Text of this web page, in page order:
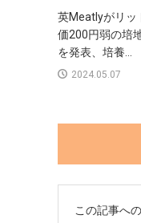
英Meatlyがリッ
価200円弱の培
を発表、培養...
2024.05.07
この記事へ